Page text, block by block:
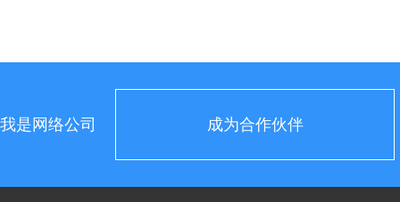
我是网络公司 成为合作伙伴